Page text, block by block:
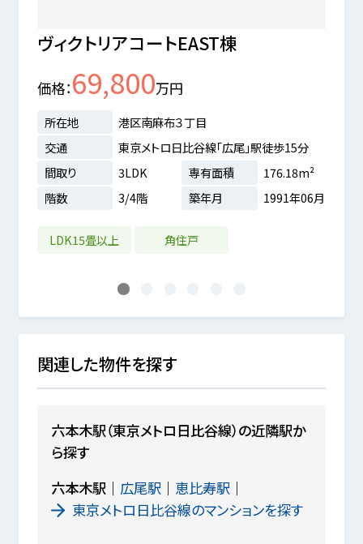
ヴィクトリアコートEAST棟
価格 69,800万円
所在地
港区南麻布３丁目
交通
東京メトロ日比谷線「広尾」駅徒歩15分
間取り
3LDK 専有面積
176.18m²
階数
3/4階 築年月 1991年06月
LDK15畳以上 角住戸
1
関連した物件を探す
六本木駅（東京メトロ日比谷線）の近隣駅か
ら探す
六本木駅
広尾駅
恵比寿駅
東京メトロ日比谷線のマンションを探す